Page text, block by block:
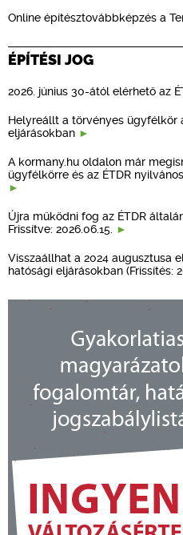
Online építésztovábbképzés a
ÉPÍTÉSI JOG
2026. június 30-ától elérhető az
Helyreállt a törvényes ügyfélkör
eljárásokban
A kormany.hu oldalon már
ügyfélkörre és az ÉTDR
Újra működni fog az ÉTDR
Frissítve: 2026.06.15.
Visszaállhat a 2024 augusztusa
hatósági eljárásokban (Frissítés: